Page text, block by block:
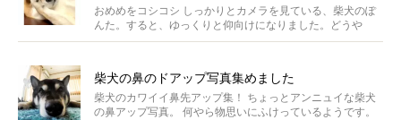
おめめをコシコシ しっかりとカメラを見ている、柴犬のぽ
んた。すると、ゆっくりと仰向けになりました。どうや
ら、お...
柴犬の鼻のドアップ写真集めました
柴犬のカワイイ鼻先アップ集！ ちょっとアンニュイな柴犬
の鼻アップ写真。 何やら物思いにふけっているようです。